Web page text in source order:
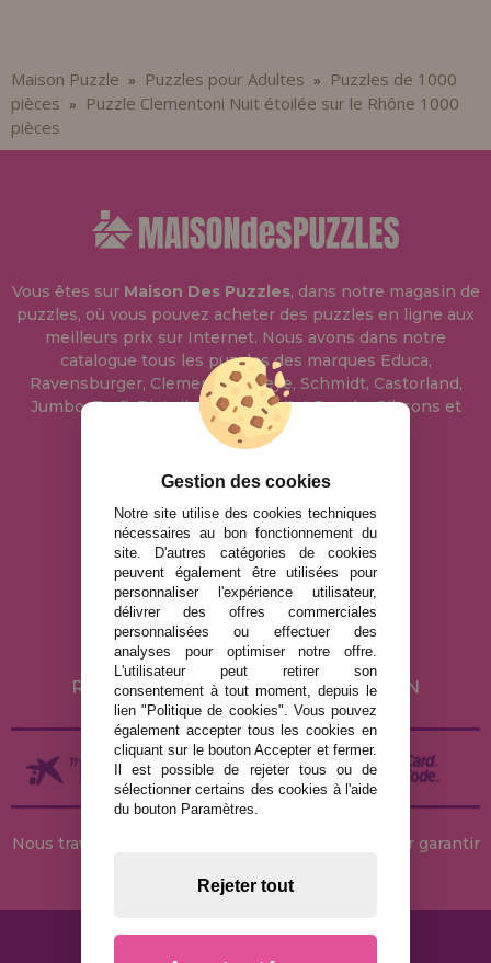
Maison Puzzle » Puzzles pour Adultes »
Puzzles de 1000
pièces »
Puzzle Clementoni Nuit étoilée sur le Rhône 1000
pièces
Vous êtes sur Maison Des Puzzles, dans notre magasin de
puzzles, où vous pouvez acheter des puzzles en ligne aux
meilleurs prix sur Internet. Nous avons dans notre
catalogue tous les puzzles des marques Educa,
Ravensburger, Clementoni, Heye, Schmidt, Castorland,
Jumbo, Trefl, Piatnik, Anatolian, Art Puzzle, Gibsons et
bien d'autres.
info@maisondespuzzles.fr
MENTIONS LÉGALES
POLITIQUE DE CONFIDENTIALITÉ
POLITIQUE DE COOKIES
LIVRAISON ET RETOUR
RETOURS / DROIT DE RÉTRACTATION
Nous travaillons avec des stocks permanents pour garantir
Gestion des cookies
Notre site utilise des cookies techniques
nécessaires au bon fonctionnement du
site. D'autres catégories de cookies
peuvent également être utilisées pour
personnaliser l'expérience utilisateur,
délivrer des offres commerciales
personnalisées ou effectuer des
analyses pour optimiser notre offre.
L'utilisateur peut retirer son
consentement à tout moment, depuis le
lien "Politique de cookies". Vous pouvez
également accepter tous les cookies en
cliquant sur le bouton Accepter et fermer.
Il est possible de rejeter tous ou de
sélectionner certains des cookies à l'aide
du bouton Paramètres.
Rejeter tout